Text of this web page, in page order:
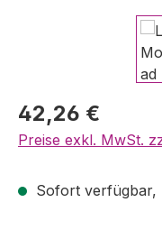
Regulärer Preis:
42,26 €
Preise exkl. MwSt.
Sofort verfügbar,